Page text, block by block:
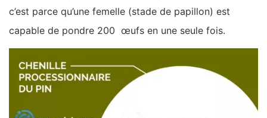
c’est parce qu’une femelle (stade de papillon) est
capable de pondre 200 œufs en une seule fois.